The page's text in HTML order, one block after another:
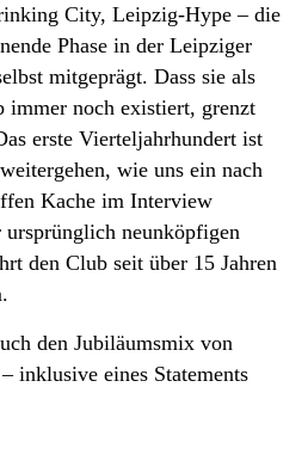
City, Leipzig-Hype – die
Phase in der Leipziger
mitgeprägt. Dass sie als
immer noch existiert, grenzt
erste Vierteljahrhundert ist
wie uns ein nach
Kache im Interview
neunköpfigen
den Club seit über 15 Jahren
den Jubiläumsmix von
– inklusive eines Statements